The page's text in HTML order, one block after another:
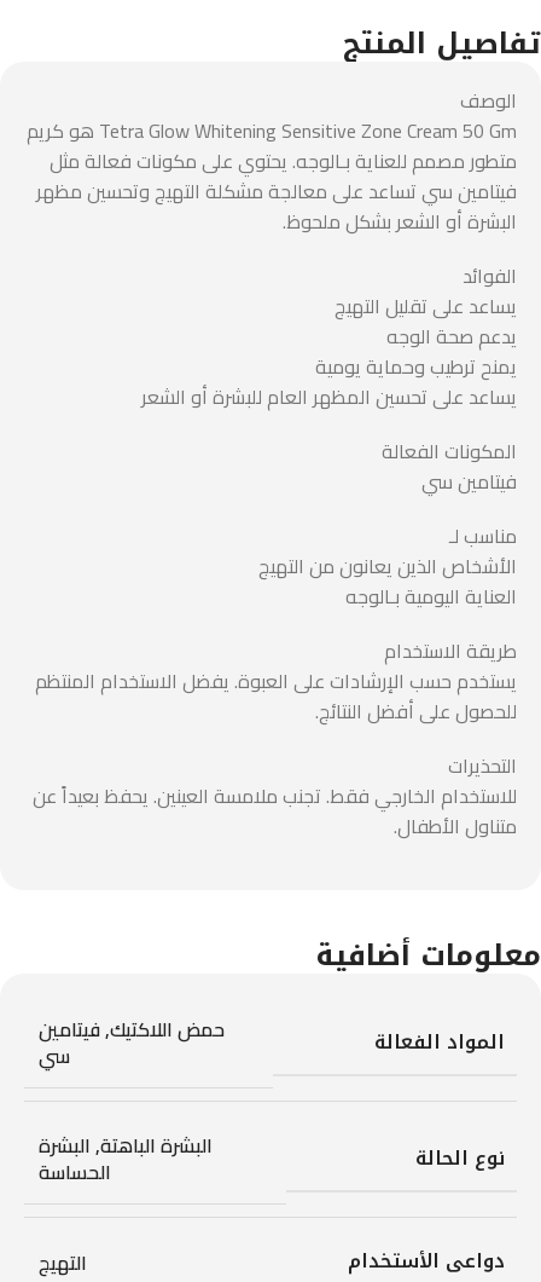
تفاصيل المنتج
الوصف
Tetra Glow Whitening Sensitive Zone Cream 50 Gm هو كريم
متطور مصمم للعناية بـالوجه. يحتوي على مكونات فعالة مثل
فيتامين سي تساعد على معالجة مشكلة التهيج وتحسين مظهر
البشرة أو الشعر بشكل ملحوظ.
الفوائد
يساعد على تقليل التهيج
يدعم صحة الوجه
يمنح ترطيب وحماية يومية
يساعد على تحسين المظهر العام للبشرة أو الشعر
المكونات الفعالة
فيتامين سي
مناسب لـ
الأشخاص الذين يعانون من التهيج
العناية اليومية بـالوجه
طريقة الاستخدام
يستخدم حسب الإرشادات على العبوة. يفضل الاستخدام المنتظم
للحصول على أفضل النتائج.
التحذيرات
للاستخدام الخارجي فقط. تجنب ملامسة العينين. يحفظ بعيداً عن
متناول الأطفال.
معلومات أضافية
المواد الفعالة حمض اللاكتيك,فيتامين
سي
نوع الحالة البشرة الباهتة,البشرة
الحساسة
دواعى الأستخدام التهيج